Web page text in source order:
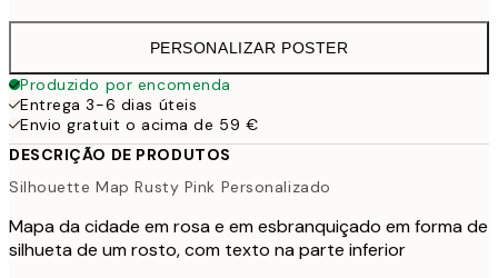
PERSONALIZAR POSTER
Produzido por encomenda
Entrega 3-6 dias úteis
Envio gratuit o acima de 59 €
DESCRIÇÃO DE PRODUTOS
Silhouette Map Rusty Pink Personalizado
Mapa da cidade em rosa e em esbranquiçado em forma de
silhueta de um rosto, com texto na parte inferior